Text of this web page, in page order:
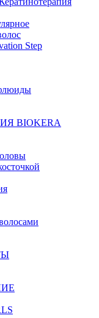
Step
BIOKERA